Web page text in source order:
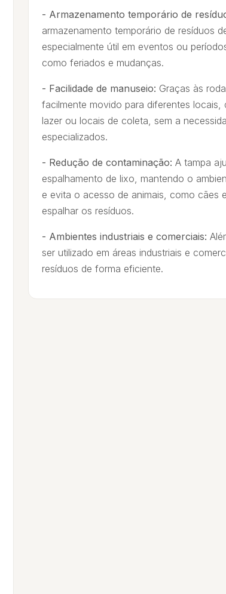
- Armazenamento temporário de
armazenamento temporário de resíduos
especialmente útil em eventos ou
como feriados e mudanças.
- Facilidade de manuseio: Graças às
facilmente movido para diferentes locais,
lazer ou locais de coleta, sem a
especializados.
- Redução de contaminação: A tampa
espalhamento de lixo, mantendo o
e evita o acesso de animais, como cães
espalhar os resíduos.
- Ambientes industriais e comerciais:
ser utilizado em áreas industriais e
resíduos de forma eficiente.